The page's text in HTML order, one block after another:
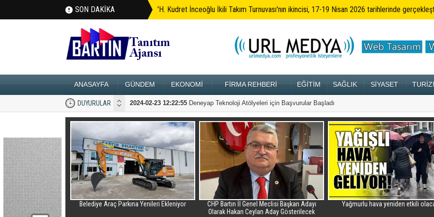
SON DAKİKA 'H. Kudret İnceoğlu İkili Takım Turnuvası'nın ikincisi, 17-19 Nisan 2026 tarihlerinde
ANASAYFA GÜNDEM EKONOMİ FİRMA REHBERİ EĞİTİM SAĞLIK SİYASET
DUYURULAR
FABRİKA ZİYARETLERİNE DEVAM EDİYOR 2024-02-23 12:22:55 Deneyap Teknoloji Atölyeleri için Başvurular Başladı
Takım Turnuvası'nın
2026 tarihlerinde
Belediye Araç Parkına Yenileri Ekleniyor
CHP Bartın İl Genel Meclisi Başkan Adayı
Olarak Hakan Ceylan Aday Gösterilecek
Yağmurlu hava yeniden etkili